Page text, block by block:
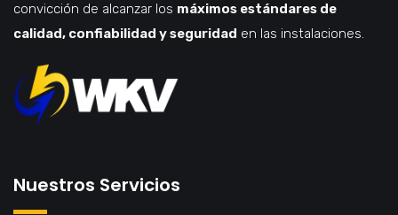
convicción de alcanzar los máximos estándares de
calidad, confiabilidad y seguridad en las instalaciones.
Nuestros Servicios